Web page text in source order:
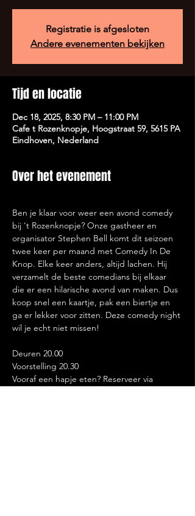
Registratie is afgesloten
Andere evenementen bekijken
Tijd en locatie
Dec 18, 2025, 8:30 PM – 11:00 PM
Cafe t Rozenknopje, Hoogstraat 59, 5615 PA
Eindhoven, Nederland
Over het evenement
Ben je klaar voor weer een avond comedy
bij 't Rozenknopje? Onze gastheer en
organisator Stephen Bell komt dit seizoen
twee keer per maand met Comedy In De
Knop. Elke keer anders, altijd lachen. Hij
verzamelt de beste comedians bij elkaar
die er een hilarische avond van maken. Dus
koop snel een kaartje, pak een biertje en
ga er lekker voor zitten. Deze comedy night
wil je echt niet missen!
Deuren 20.00
Voorstelling 20.30
Vooraf een hapje eten? Reserveer via